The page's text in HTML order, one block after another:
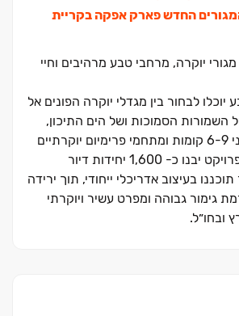
החדש פארק אפקה בקריית
יוקרה, מרחבי טבע מרהיבים וחיי
יוכלו לבחור בין מגדלי יוקרה הפונים אל
השמורות הסמוכות ושל הים התיכון,
לבין בנייני בוטיק בני ‏9‏-‏6 קומות ומתחמי פרימיום יוקרתיים
במערב השכונה. בפרויקט יבנו כ‏- ‏1,600 יחידות דיור
בעיצוב אדריכלי ייחודי, תוך ירידה
גימור גבוהה ומפרט עשיר ויוקרתי
ובחו״ל.
צמרות, הנחלה, מרום, כרמים ועוד.